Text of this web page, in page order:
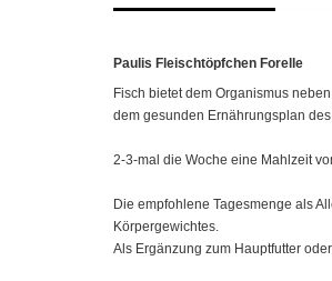
Paulis Fleischtöpfchen Forelle
Fisch bietet dem Organismus
dem gesunden Ernährungsplan
2-3-mal die Woche eine Mahlzeit
Die empfohlene Tagesmenge als
Körpergewichtes.
Als Ergänzung zum Hauptfutter